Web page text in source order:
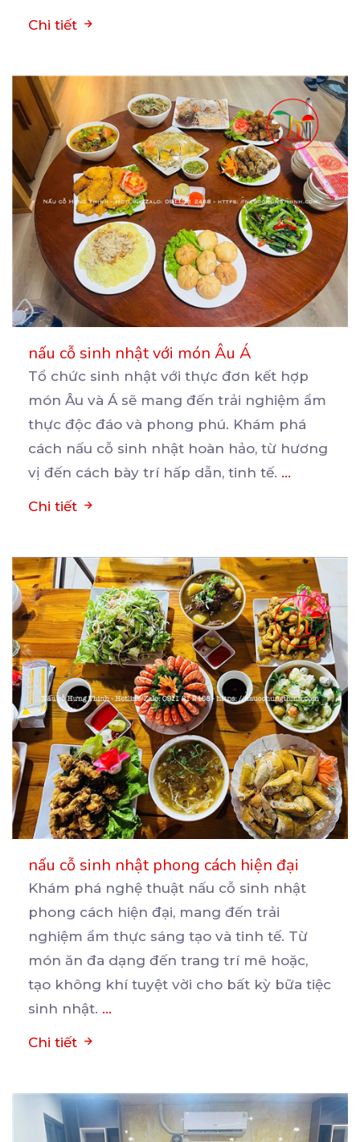
Chi tiết
nấu cỗ sinh nhật với món Âu Á
Tổ chức sinh nhật với thực đơn kết hợp
món Âu và Á sẽ mang đến trải nghiệm ẩm
thực độc đáo và phong phú. Khám phá
cách nấu cỗ sinh nhật hoàn hảo, từ hương
vị đến cách bày trí hấp dẫn, tinh tế. ...
Chi tiết
nấu cỗ sinh nhật phong cách hiện đại
Khám phá nghệ thuật nấu cỗ sinh nhật
phong cách hiện đại, mang đến trải
nghiệm ẩm thực sáng tạo và tinh tế. Từ
món ăn đa dạng đến trang trí mê hoặc,
tạo không khí tuyệt vời cho bất kỳ bữa tiệc
sinh nhật. ...
Chi tiết